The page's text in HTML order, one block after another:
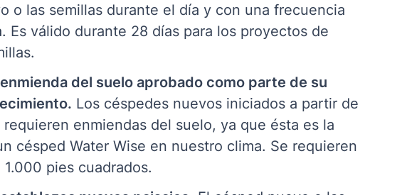
o las semillas durante el día y con una frecuencia
Es válido durante 28 días para los proyectos de
del suelo aprobado como parte de su
Los céspedes nuevos iniciados a partir de
enmiendas del suelo, ya que ésta es la
césped Water Wise en nuestro clima. Se requieren
pies cuadrados.